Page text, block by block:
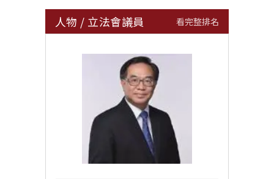
人物 / 立法會議員 看完整排名